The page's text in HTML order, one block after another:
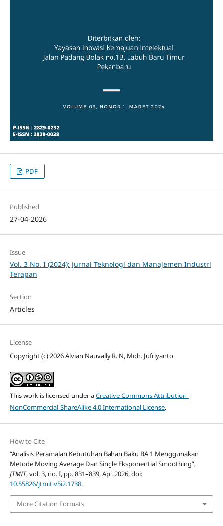
PDF
Published
27-04-2026
Issue
Vol. 3 No. I (2024): Jurnal Teknologi dan Manajemen Industri
Terapan
Section
Articles
License
Copyright (c) 2026 Alvian Nauvally R. N, Moh. Jufriyanto
This work is licensed under aCreative Commons Attribution-
NonCommercial-ShareAlike 4.0 International License.
How to Cite
“Analisis Peramalan Kebutuhan Bahan Baku BA 1 Menggunakan
Metode Moving Average Dan Single Eksponential Smoothing”,
JTMIT, vol. 3, no. I, pp. 831–839, Apr. 2026, doi:
10.55826/jtmit.v5i2.1738.
More Citation Formats